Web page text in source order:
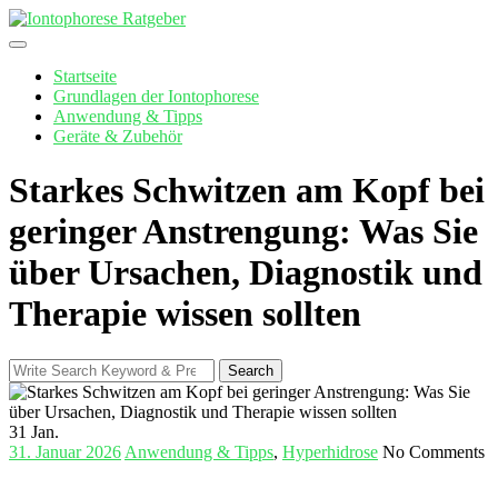
Skip
to
Startseite
Grundlagen der Iontophorese
Anwendung & Tipps
Geräte & Zubehör
Starkes Schwitzen am Kopf bei
geringer Anstrengung: Was Sie
über Ursachen, Diagnostik und
Therapie wissen sollten
Search
for:
Search
31 Jan.
31. Januar 2026 Anwendung & Tipps, Hyperhidrose No Comments